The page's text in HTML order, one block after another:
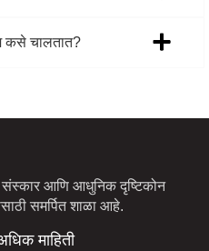
कसे चालतात?
संस्कार आणि आधुनिक दृष्टिकोन
समर्पित शाळा आहे.
माहिती